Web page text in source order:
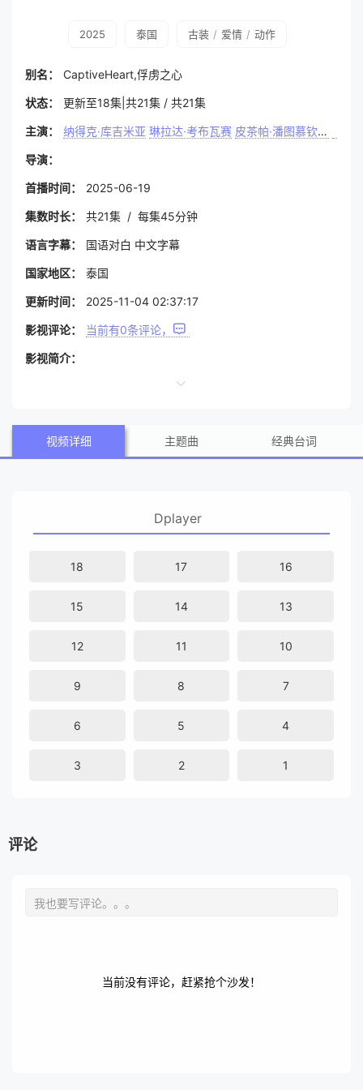
2025 泰国 古装 / 爱情 / 动作
别名： CaptiveHeart,俘虏之心
状态： 更新至18集|共21集 / 共21集
主演： 纳得克·库吉米亚 琳拉达·考布瓦赛 皮茶帕·潘图慕钦达
导演：
首播时间： 2025-06-19
集数时长： 共21集 / 每集45分钟
语言字幕： 国语对白 中文字幕
国家地区： 泰国
更新时间： 2025-11-04 02:37:17
影视评论： 当前有0条评论，
影视简介：
视频详细 主题曲 经典台词
Dplayer
18 17 16
15 14 13
12 11 10
9 8 7
6 5 4
3 2 1
评论
当前没有评论，赶紧抢个沙发！